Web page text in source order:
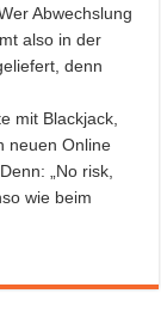
Abwechslung
also in der
denn
mit Blackjack,
neuen Online
„No risk,
wie beim